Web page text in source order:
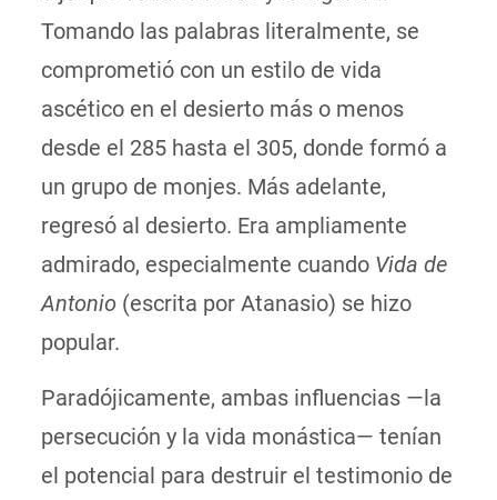
Tomando las palabras literalmente, se
comprometió con un estilo de vida
ascético en el desierto más o menos
desde el 285 hasta el 305, donde formó a
un grupo de monjes. Más adelante,
regresó al desierto. Era ampliamente
admirado, especialmente cuando Vida de
Antonio (escrita por Atanasio) se hizo
popular.
Paradójicamente, ambas influencias —la
persecución y la vida monástica— tenían
el potencial para destruir el testimonio de